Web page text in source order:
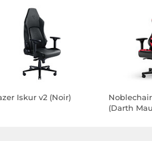
Iskur v2 (Noir)
(Darth